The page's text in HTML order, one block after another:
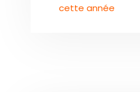
cette année